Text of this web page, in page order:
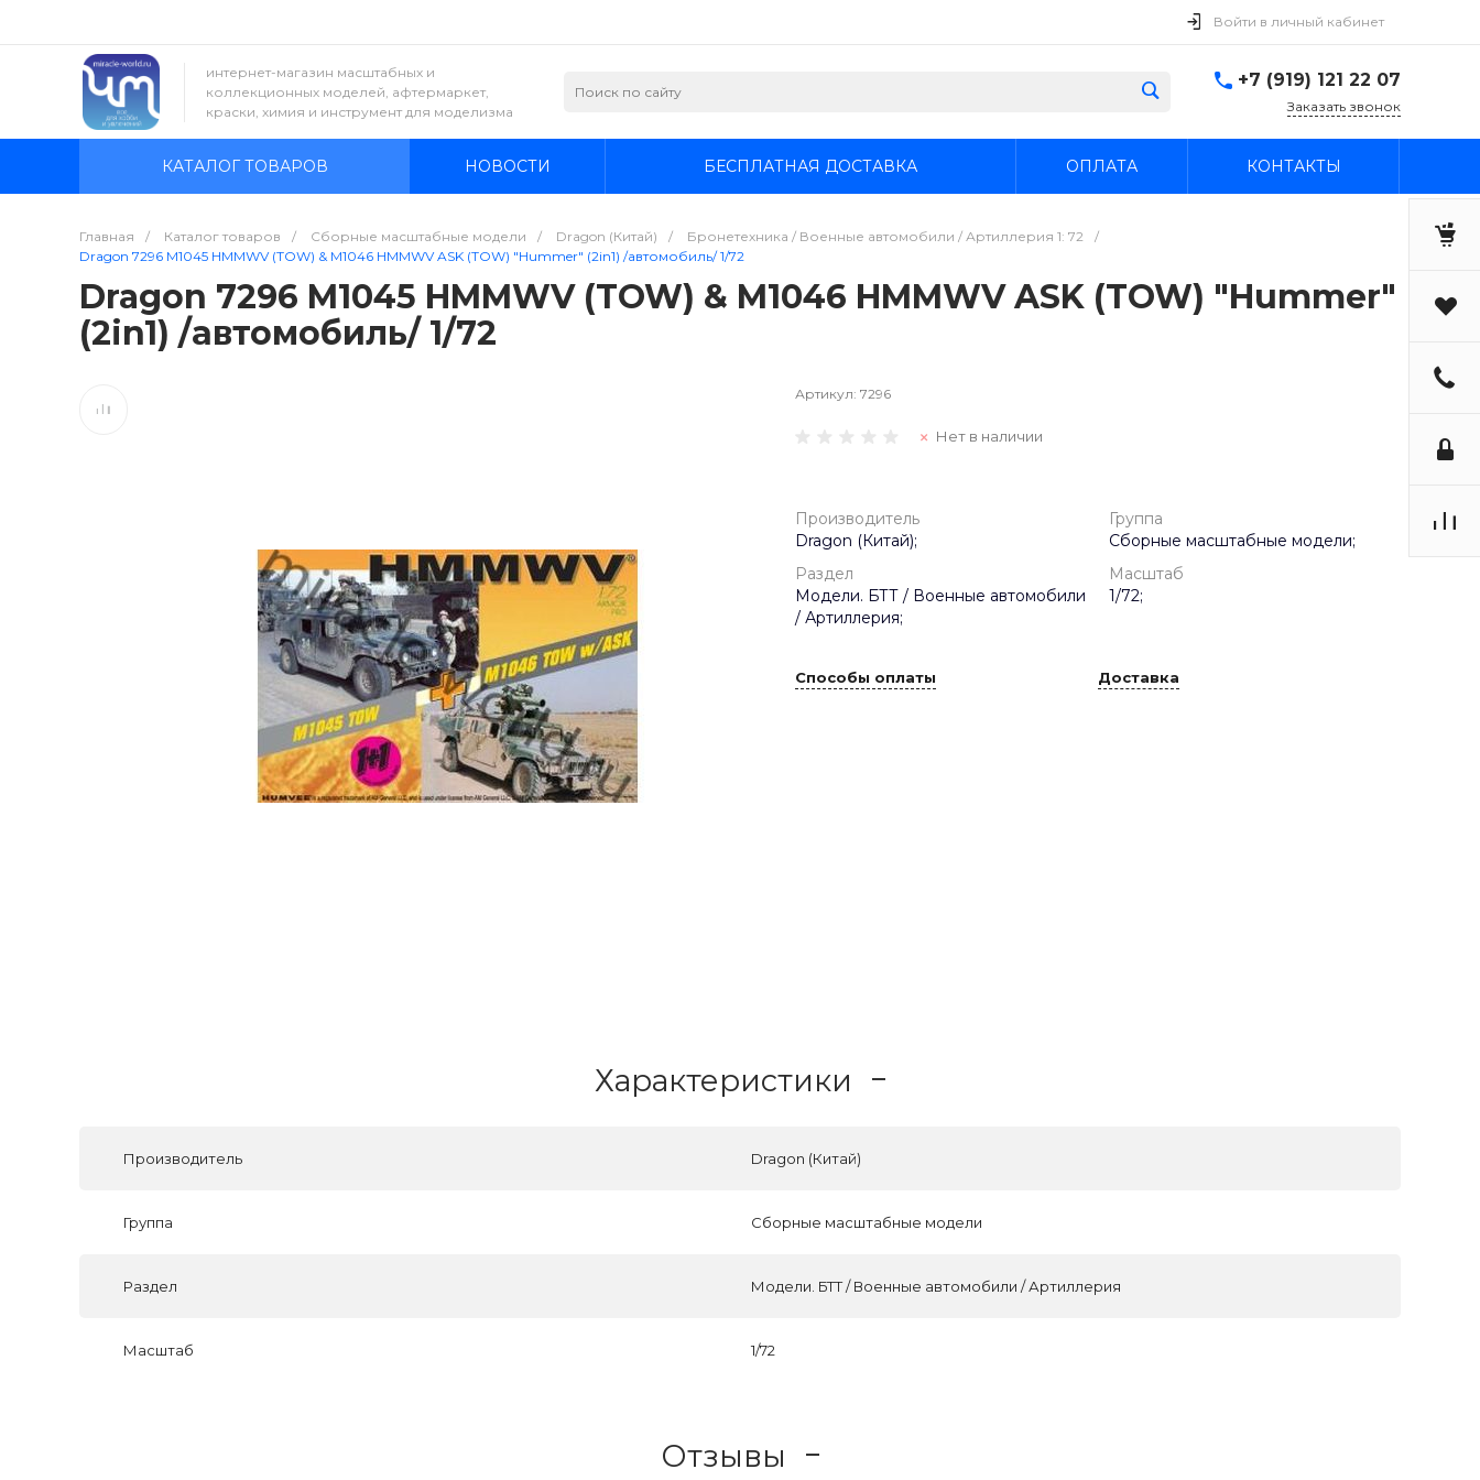
Войти в личный кабинет
интернет-магазин масштабных и
коллекционных моделей, афтермаркет,
краски, химия и инструмент для моделизма
+7 (919) 121 22 07
Заказать звонок
КАТАЛОГ ТОВАРОВ НОВОСТИ БЕСПЛАТНАЯ ДОСТАВКА ОПЛАТА КОНТАКТЫ
Главная / Каталог товаров / Сборные масштабные модели / Dragon (Китай) / Бронетехника / Военные автомобили / Артиллерия 1: 72
/
Dragon 7296 M1045 HMMWV (TOW) & M1046 HMMWV ASK (TOW) "Hummer" (2in1) /автомобиль/ 1/72
Dragon 7296 M1045 HMMWV (TOW) & M1046 HMMWV ASK (TOW) "Hummer"
(2in1) /автомобиль/ 1/72
Артикул: 7296
Нет в наличии
Производитель
Dragon (Китай);
Группа
Сборные масштабные модели;
Раздел
Модели. БТТ / Военные автомобили
/ Артиллерия;
Масштаб
1/72;
Способы оплаты Доставка
Характеристики
Производитель Dragon (Китай)
Группа Сборные масштабные модели
Раздел Модели. БТТ / Военные автомобили / Артиллерия
Масштаб 1/72
Отзывы